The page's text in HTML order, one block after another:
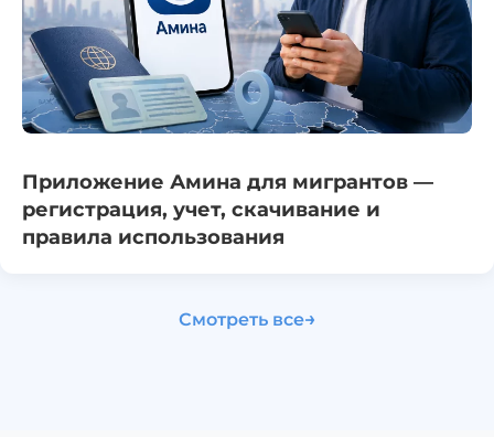
Приложение Амина для мигрантов —
регистрация, учет, скачивание и
правила использования
Смотреть все→